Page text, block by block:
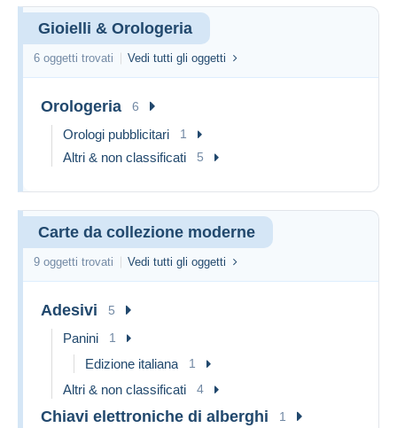
Gioielli & Orologeria
6 oggetti trovati Vedi tutti gli oggetti
Orologeria 6
Orologi pubblicitari 1
Altri & non classificati 5
Carte da collezione moderne
9 oggetti trovati Vedi tutti gli oggetti
Adesivi 5
Panini 1
Edizione italiana 1
Altri & non classificati 4
Chiavi elettroniche di alberghi 1